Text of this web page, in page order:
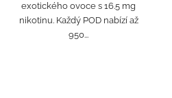
exotického ovoce s 16.5 mg
nikotinu. Každý POD nabízí až
950...